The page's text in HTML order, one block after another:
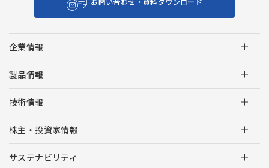
企業情報
製品情報
技術情報
株主・投資家情報
サステナビリティ